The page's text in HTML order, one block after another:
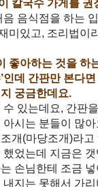
칼국수 가게를 권
음식점을 하는
미있고, 조리법이
좋아하는 것을 하
인데 간판만 본다
궁금한데요.
있는데요, 간판
시는 분들이 많아
개(마당조개)라
었는데 지금은
손님한테 조금
지는 못해서 가